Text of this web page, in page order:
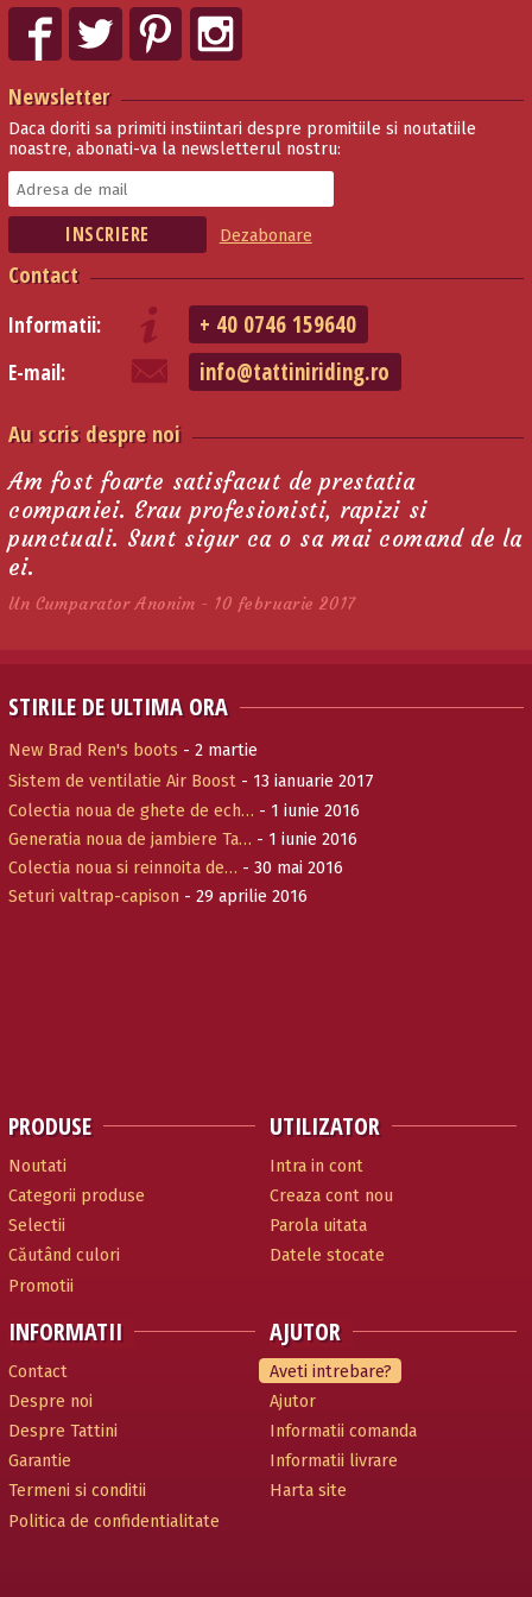
Newsletter
Daca doriti sa primiti instiintari despre promitiile si noutatiile
noastre, abonati-va la newsletterul nostru:
Dezabonare
Contact
Informatii: + 40 0746 159640
E-mail: info@tattiniriding.ro
Au scris despre noi
Am fost foarte satisfacut de prestatia
companiei. Erau profesionisti, rapizi si
punctuali. Sunt sigur ca o sa mai comand de la
ei.
Un Cumparator Anonim - 10 februarie 2017
STIRILE DE ULTIMA ORA
New Brad Ren's boots - 2 martie
Sistem de ventilatie Air Boost - 13 ianuarie 2017
Colectia noua de ghete de ech… - 1 iunie 2016
Generatia noua de jambiere Ta… - 1 iunie 2016
Colectia noua si reinnoita de… - 30 mai 2016
Seturi valtrap-capison - 29 aprilie 2016
PRODUSE
Noutati
Categorii produse
Selectii
Căutând culori
Promotii
INFORMATII
Contact
Despre noi
Despre Tattini
Garantie
Termeni si conditii
Politica de confidentialitate
UTILIZATOR
Intra in cont
Creaza cont nou
Parola uitata
Datele stocate
AJUTOR
Aveti intrebare?
Ajutor
Informatii comanda
Informatii livrare
Harta site